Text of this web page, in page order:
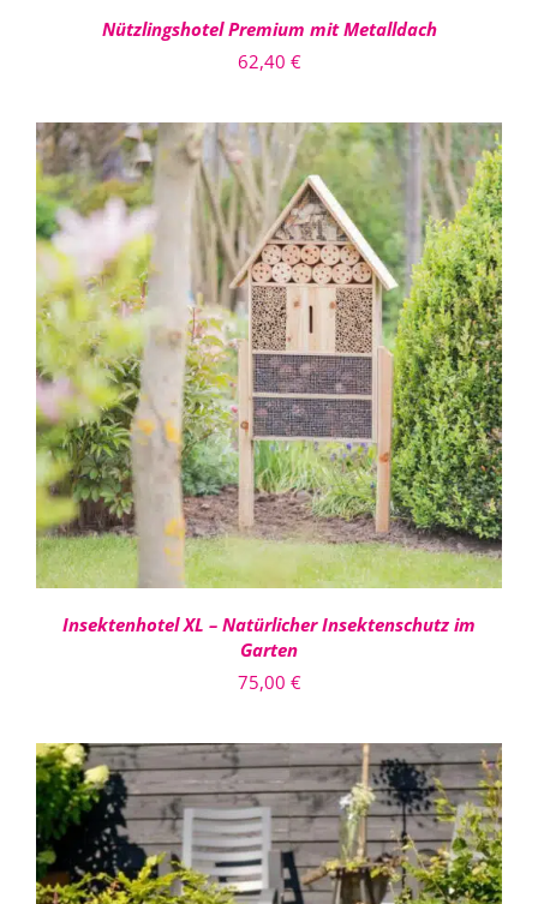
Nützlingshotel Premium mit Metalldach
62,40 €
IN DEN WARENKORB
/
DETAILS
Insektenhotel XL – Natürlicher Insektenschutz im
Garten
75,00 €